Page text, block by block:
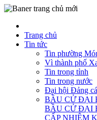
Trang chủ
Tin tức
Tin phường
Vì thành phố
Tin trong tỉnh
Tin trong nước
Đại hội Đảng
BẦU CỬ ĐẠI
BẦU CỬ ĐẠI
CẤP NHIỆM